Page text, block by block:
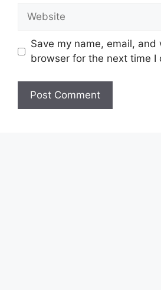
Website
Save my name, email,
browser for the next time I